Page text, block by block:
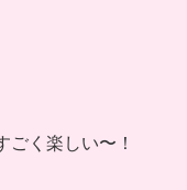
く楽しい〜！